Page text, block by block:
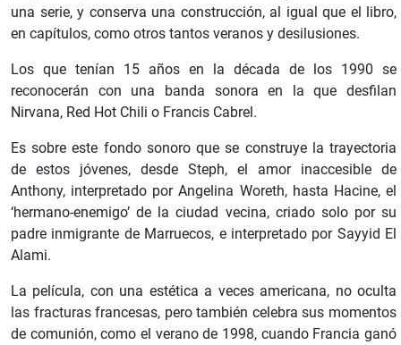
una serie, y conserva una construcción, al igual que el libro,
en capítulos, como otros tantos veranos y desilusiones.
Los que tenían 15 años en la década de los 1990 se
reconocerán con una banda sonora en la que desfilan
Nirvana, Red Hot Chili o Francis Cabrel.
Es sobre este fondo sonoro que se construye la trayectoria
de estos jóvenes, desde Steph, el amor inaccesible de
Anthony, interpretado por Angelina Woreth, hasta Hacine, el
‘hermano-enemigo’ de la ciudad vecina, criado solo por su
padre inmigrante de Marruecos, e interpretado por Sayyid El
Alami.
La película, con una estética a veces americana, no oculta
las fracturas francesas, pero también celebra sus momentos
de comunión, como el verano de 1998, cuando Francia ganó